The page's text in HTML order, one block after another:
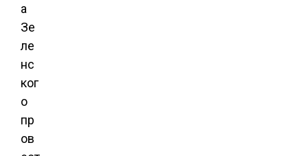
а
Зе
ле
нс
ког
о
пр
ов